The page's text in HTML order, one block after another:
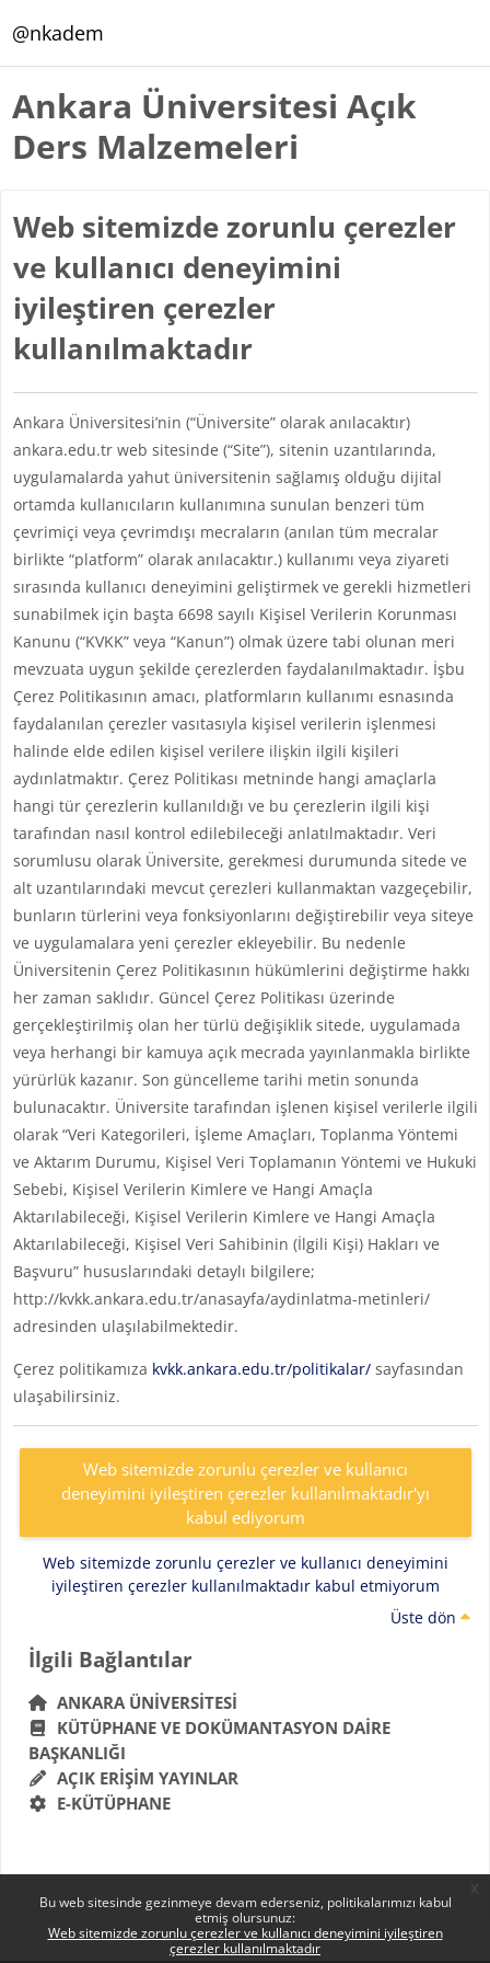
Bu web sitesinde gezinmeye devam ederseniz, politikalarımızı kabul
etmiş olursunuz:
Web sitemizde zorunlu çerezler ve kullanıcı deneyimini iyileştiren
çerezler kullanılmaktadır
@nkadem
Ankara Üniversitesi Açık
Ders Malzemeleri
Web sitemizde zorunlu çerezler
ve kullanıcı deneyimini
iyileştiren çerezler
kullanılmaktadır
Ankara Üniversitesi’nin (“Üniversite” olarak anılacaktır)
ankara.edu.tr web sitesinde (“Site”), sitenin uzantılarında,
uygulamalarda yahut üniversitenin sağlamış olduğu dijital
ortamda kullanıcıların kullanımına sunulan benzeri tüm
çevrimiçi veya çevrimdışı mecraların (anılan tüm mecralar
birlikte “platform” olarak anılacaktır.) kullanımı veya ziyareti
sırasında kullanıcı deneyimini geliştirmek ve gerekli hizmetleri
sunabilmek için başta 6698 sayılı Kişisel Verilerin Korunması
Kanunu (“KVKK” veya “Kanun”) olmak üzere tabi olunan meri
mevzuata uygun şekilde çerezlerden faydalanılmaktadır. İşbu
Çerez Politikasının amacı, platformların kullanımı esnasında
faydalanılan çerezler vasıtasıyla kişisel verilerin işlenmesi
halinde elde edilen kişisel verilere ilişkin ilgili kişileri
aydınlatmaktır. Çerez Politikası metninde hangi amaçlarla
hangi tür çerezlerin kullanıldığı ve bu çerezlerin ilgili kişi
tarafından nasıl kontrol edilebileceği anlatılmaktadır. Veri
sorumlusu olarak Üniversite, gerekmesi durumunda sitede ve
alt uzantılarındaki mevcut çerezleri kullanmaktan vazgeçebilir,
bunların türlerini veya fonksiyonlarını değiştirebilir veya siteye
ve uygulamalara yeni çerezler ekleyebilir. Bu nedenle
Üniversitenin Çerez Politikasının hükümlerini değiştirme hakkı
her zaman saklıdır. Güncel Çerez Politikası üzerinde
gerçekleştirilmiş olan her türlü değişiklik sitede, uygulamada
veya herhangi bir kamuya açık mecrada yayınlanmakla birlikte
yürürlük kazanır. Son güncelleme tarihi metin sonunda
bulunacaktır. Üniversite tarafından işlenen kişisel verilerle ilgili
olarak “Veri Kategorileri, İşleme Amaçları, Toplanma Yöntemi
ve Aktarım Durumu, Kişisel Veri Toplamanın Yöntemi ve Hukuki
Sebebi, Kişisel Verilerin Kimlere ve Hangi Amaçla
Aktarılabileceği, Kişisel Verilerin Kimlere ve Hangi Amaçla
Aktarılabileceği, Kişisel Veri Sahibinin (İlgili Kişi) Hakları ve
Başvuru” hususlarındaki detaylı bilgilere;
http://kvkk.ankara.edu.tr/anasayfa/aydinlatma-metinleri/
adresinden ulaşılabilmektedir.
Çerez politikamıza kvkk.ankara.edu.tr/politikalar/sayfasından
ulaşabilirsiniz.
Web sitemizde zorunlu çerezler ve kullanıcı
deneyimini iyileştiren çerezler kullanılmaktadır'yı
kabul ediyorum
Web sitemizde zorunlu çerezler ve kullanıcı deneyimini
iyileştiren çerezler kullanılmaktadır kabul etmiyorum
Üste dön
Bloklar
İlgili Bağlantılar 'yı atla
İlgili Bağlantılar
ANKARA ÜNIVERSITESI
KÜTÜPHANE VE DOKÜMANTASYON DAIRE
BAŞKANLIĞI
AÇIK ERIŞIM YAYINLAR
E-KÜTÜPHANE